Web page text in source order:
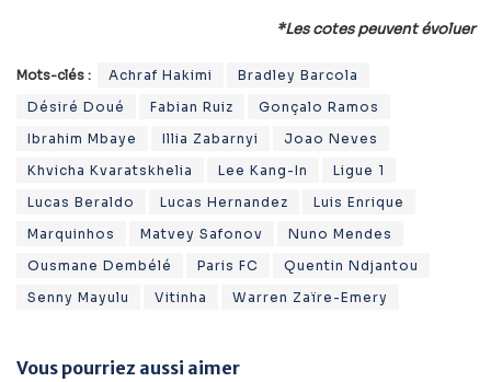
*Les cotes peuvent évoluer
Mots-clés : Achraf Hakimi
Bradley Barcola
Désiré Doué
Fabian Ruiz
Gonçalo Ramos
Ibrahim Mbaye
Illia Zabarnyi
Joao Neves
Khvicha Kvaratskhelia
Lee Kang-In
Ligue 1
Lucas Beraldo
Lucas Hernandez
Luis Enrique
Marquinhos
Matvey Safonov
Nuno Mendes
Ousmane Dembélé
Paris FC
Quentin Ndjantou
Senny Mayulu
Vitinha Warren Zaïre-Emery
Vous pourriez aussi aimer